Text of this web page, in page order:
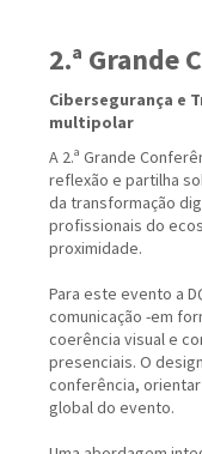
2.ª Grande
Cibersegurança e
multipolar
A 2.ª Grande
reflexão e partilha
da transformação
profissionais do
proximidade.
Para este evento a
comunicação -em
coerência visual e
presenciais. O
conferência,
global do evento.